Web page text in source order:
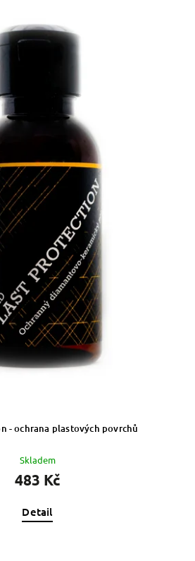
- ochrana plastových povrchů
Skladem
483 Kč
Detail